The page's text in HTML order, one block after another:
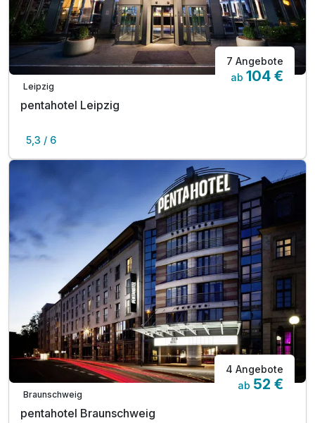
WAR
202
6
Leipzig
7 Angebote
ab 104 €
pentahotel Leipzig
5,3 / 6
Braunschweig
4 Angebote
ab 52 €
pentahotel Braunschweig